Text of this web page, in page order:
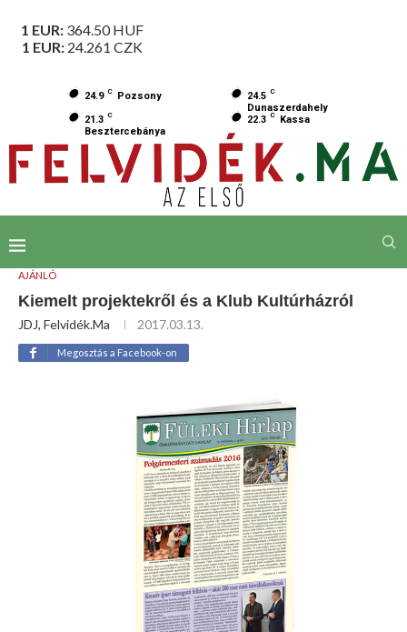
1 EUR: 364.50HUF
1 EUR: 24.261 CZK
24.9 C Pozsony 24.5 C
Dunaszerdahely
21.3 C
Besztercebánya
22.3 C Kassa
AJÁNLÓ
Kiemelt projektekről és a Klub Kultúrházról
JDJ, Felvidék.ma 2017.03.13.
Megosztás a Facebook-on